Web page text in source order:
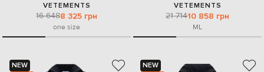
VETEMENTS
16 6488 325 грн
one size
VETEMENTS
21 71410 858 грн
ML
NEW
NEW